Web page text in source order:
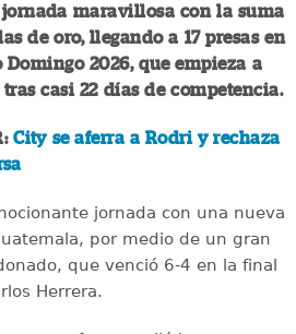
maravillosa con la suma
de oro, llegando a 17 presas en
2026, que empieza a
casi 22 días de competencia.
City se aferra a Rodri y rechaza
jornada con una nueva
por medio de un gran
que venció 6-4 en la final
Herrera.